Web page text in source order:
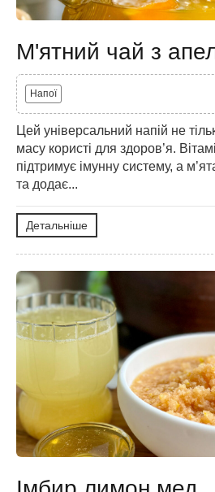
М'ятний чай з
Напої
Цей універсальний напій не
масу користі для здоров’я.
підтримує імунну систему, а
та додає...
Детальніше